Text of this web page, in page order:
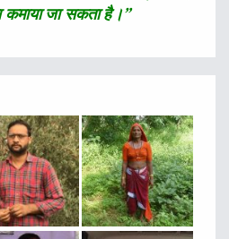
कमाया जा सकता है।”